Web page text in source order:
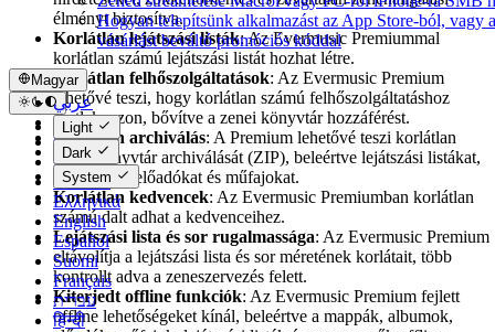
Hogyan telepítsünk alkalmazást az App Store-ból, vagy
vásárlást beváltó promóciós kóddal
Magyar
عربي
Català
Čeština
Dansk
Deutsch
Ελληνικά
English
Español
Suomi
Français
עברית
हिन्दी
Light
Dark
System
élményt biztosítva.
Korlátlan lejátszási listák: Az Evermusic Premiummal
korlátlan számú lejátszási listát hozhat létre.
Korlátlan felhőszolgáltatások: Az Evermusic Premium
lehetővé teszi, hogy korlátlan számú felhőszolgáltatáshoz
csatlakozzon, bővítve a zenei könyvtár hozzáférést.
Korlátlan archiválás: A Premium lehetővé teszi korlátlan
médiakönyvtár archiválását (ZIP), beleértve lejátszási listákat,
albumokat, előadókat és műfajokat.
Korlátlan kedvencek: Az Evermusic Premiumban korlátlan
számú dalt adhat a kedvenceihez.
Lejátszási lista és sor rugalmassága: Az Evermusic Premium
eltávolítja a lejátszási lista és sor méretének korlátait, több
kontrollt adva a zeneszervezés felett.
Kiterjedt offline funkciók: Az Evermusic Premium fejlett
offline lehetőségeket kínál, beleértve a mappák, albumok,